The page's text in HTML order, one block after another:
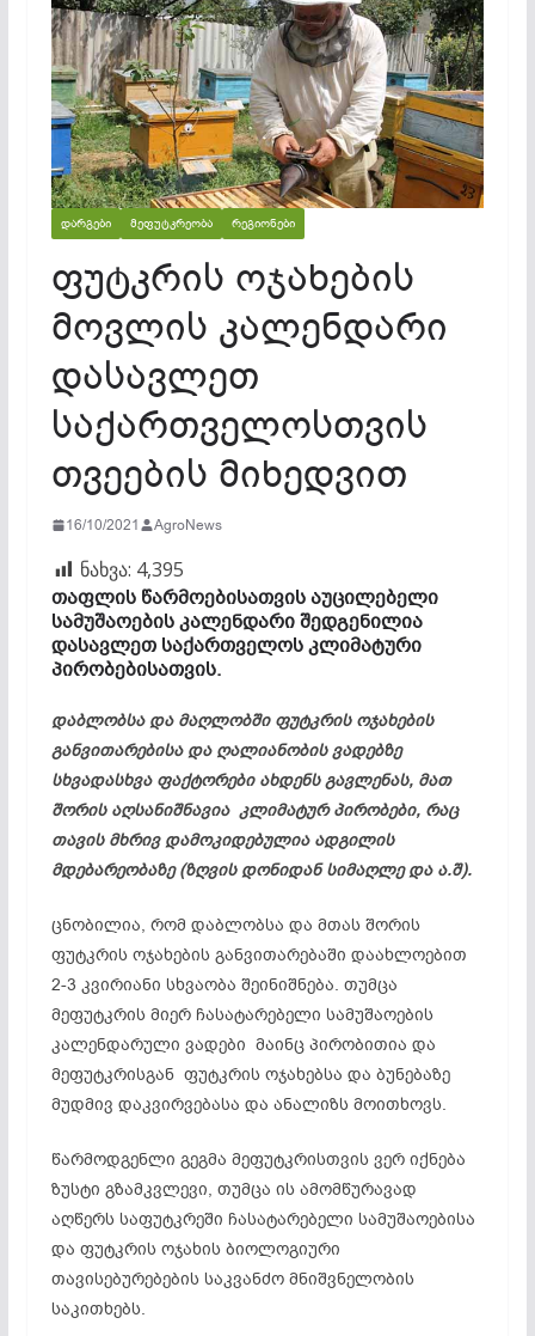
ᲓᲐᲠᲒᲔᲑᲘ ᲛᲔᲤᲣᲢᲙᲠᲔᲝᲑᲐ ᲠᲔᲒᲘᲝᲜᲔᲑᲘ
ფუტკრის ოჯახების
მოვლის კალენდარი
დასავლეთ
საქართველოსთვის
თვეების მიხედვით
16/10/2021 AgroNews
ნახვა: 4,395
თაფლის წარმოებისათვის აუცილებელი
სამუშაოების კალენდარი შედგენილია
დასავლეთ საქართველოს კლიმატური
პირობებისათვის.
დაბლობსა და მაღლობში ფუტკრის ოჯახების
განვითარებისა და ღალიანობის ვადებზე
სხვადასხვა ფაქტორები ახდენს გავლენას, მათ
შორის აღსანიშნავია კლიმატურ პირობები, რაც
თავის მხრივ დამოკიდებულია ადგილის
მდებარეობაზე (ზღვის დონიდან სიმაღლე და ა.შ).
ცნობილია, რომ დაბლობსა და მთას შორის
ფუტკრის ოჯახების განვითარებაში დაახლოებით
2-3 კვირიანი სხვაობა შეინიშნება. თუმცა
მეფუტკრის მიერ ჩასატარებელი სამუშაოების
კალენდარული ვადები მაინც პირობითია და
მეფუტკრისგან ფუტკრის ოჯახებსა და ბუნებაზე
მუდმივ დაკვირვებასა და ანალიზს მოითხოვს.
წარმოდგენლი გეგმა მეფუტკრისთვის ვერ იქნება
ზუსტი გზამკვლევი, თუმცა ის ამომწურავად
აღწერს საფუტკრეში ჩასატარებელი სამუშაოებისა
და ფუტკრის ოჯახის ბიოლოგიური
თავისებურებების საკვანძო მნიშვნელობის
საკითხებს.